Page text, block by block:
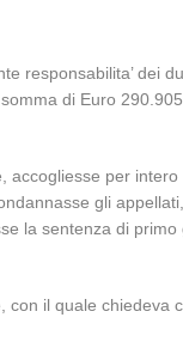
responsabilita’ dei
di Euro
accogliesse per
gli
la sentenza di
con il quale chiedeva